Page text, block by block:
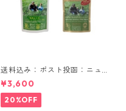
送料込み：ポスト投函：ニュ
ージーランドの大麦若葉セッ
ト
¥3,600
20%OFF